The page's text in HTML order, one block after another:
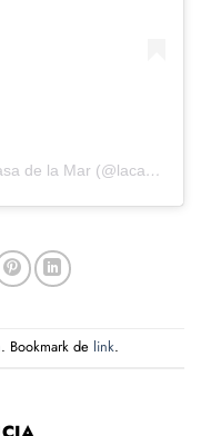
Una publicación compartida de La Casa de la Mar (@lacasadelamar)
. Bookmark de link.